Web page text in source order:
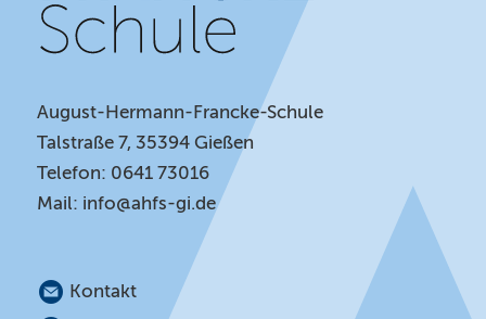
August-Hermann-Francke-Schule
Talstraße 7, 35394 Gießen
Telefon: 0641 73016
Mail: info@ahfs-gi.de
Kontakt